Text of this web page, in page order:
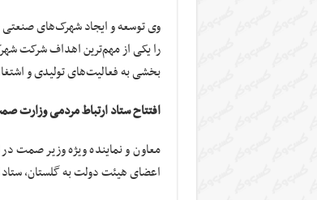
وی توسعه و ایجاد شهرک‌های
را یکی از مهم‌ترین اهداف شرکت
بخشی به فعالیت‌های تولیدی و
افتتاح ستاد ارتباط مردمی وزارت
معاون و نماینده ویژه وزیر صمت
اعضای هیئت دولت به گلستان،